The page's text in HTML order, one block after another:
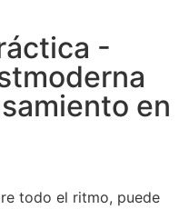
-
en
todo el ritmo, puede